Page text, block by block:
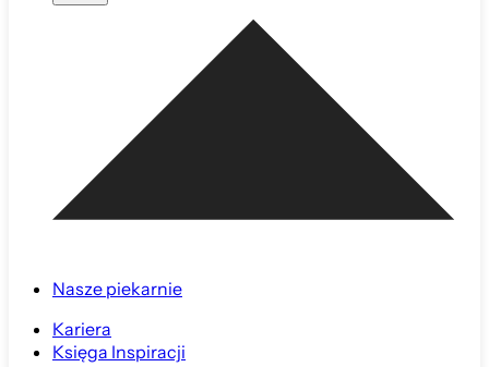
Nasze piekarnie
Kariera
Księga Inspiracji